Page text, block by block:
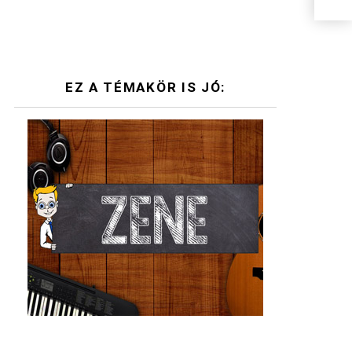
EZ A TÉMAKÖR IS JÓ: